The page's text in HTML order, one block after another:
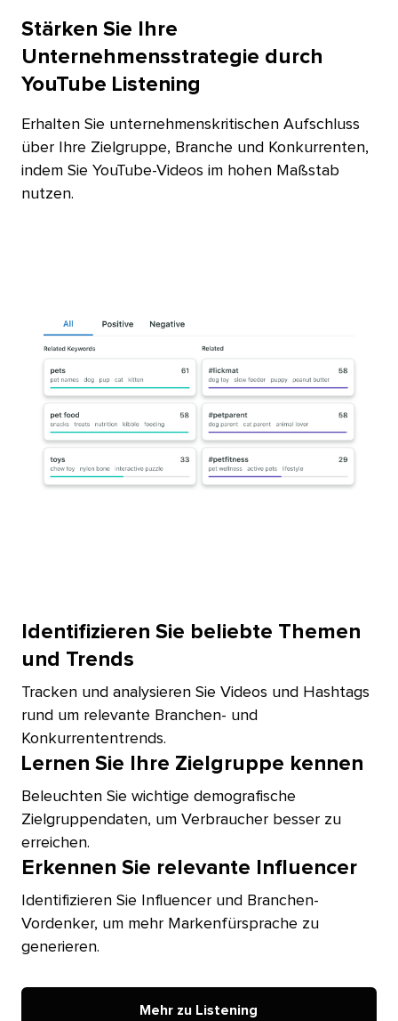
Stärken Sie Ihre
Unternehmensstrategie durch
YouTube Listening​​
Erhalten Sie unternehmenskritischen Aufschluss
über Ihre Zielgruppe, Branche und Konkurrenten,
indem Sie YouTube-Videos im hohen Maßstab
nutzen.​​
Identifizieren Sie beliebte Themen
und Trends​​
Tracken und analysieren Sie Videos und Hashtags
rund um relevante Branchen- und
Konkurrententrends.​​
Lernen Sie Ihre Zielgruppe kennen​​
Beleuchten Sie wichtige demografische
Zielgruppendaten, um Verbraucher besser zu
erreichen.​​
Erkennen Sie relevante Influencer​​
Identifizieren Sie Influencer und Branchen-
Vordenker, um mehr Markenfürsprache zu
generieren.​​
Mehr zu Listening​​